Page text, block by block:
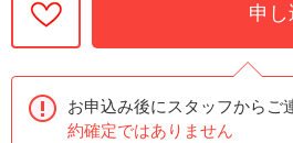
申し
お申込み後にスタッフからご
約確定ではありません